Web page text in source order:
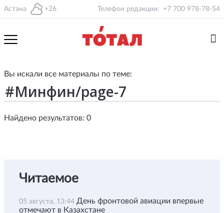
Астана +26 Телефон редакции: +7 700 978-78-54
Вы искали все материалы по теме:
Найдено результатов: 0
Читаемое
05 августа, 13:44 День фронтовой авиации впервые
отмечают в Казахстане